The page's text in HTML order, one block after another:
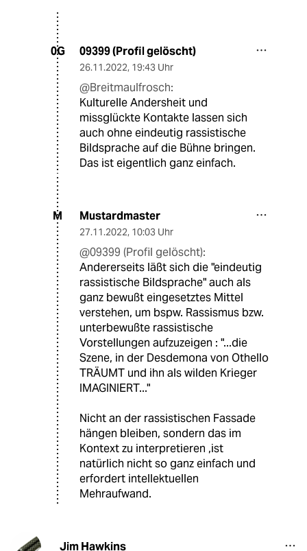
0G 09399 (Profil gelöscht)
26.11.2022, 19:43 Uhr
@Breitmaulfrosch:
Kulturelle Andersheit und
missglückte Kontakte lassen sich
auch ohne eindeutig rassistische
Bildsprache auf die Bühne bringen.
Das ist eigentlich ganz einfach.
M Mustardmaster
27.11.2022, 10:03 Uhr
@09399 (Profil gelöscht):
Andererseits läßt sich die "eindeutig
rassistische Bildsprache" auch als
ganz bewußt eingesetztes Mittel
verstehen, um bspw. Rassismus bzw.
unterbewußte rassistische
Vorstellungen aufzuzeigen : "...die
Szene, in der ­Desdemona von Othello
TRÄUMT und ihn als wilden Krieger
IMAGINIERT..."
Nicht an der rassistischen Fassade
hängen bleiben, sondern das im
Kontext zu interpretieren ,ist
natürlich nicht so ganz einfach und
erfordert intellektuellen
Mehraufwand.
Jim Hawkins